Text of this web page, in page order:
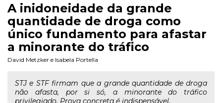
A inidoneidade da grande
quantidade de droga como
único fundamento para afastar
a minorante do tráfico
David Metzker e Isabela Portella
STJ e STF firmam que a grande quantidade de droga
não afasta, por si só, a minorante do tráfico
privilegiado. Prova concreta é indispensável.